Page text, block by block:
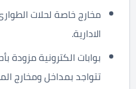
مخارج خاصة لحلات
الادارية.
بوابات الكترونية مزودة
تتواجد بمداخل ومخارج